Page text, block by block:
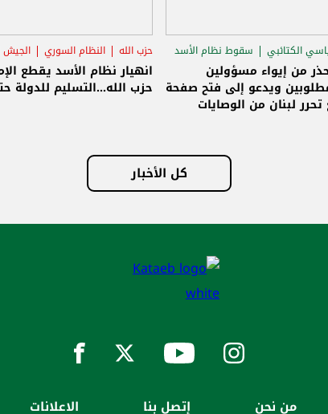
الكتائبي
سقوط نظام الأسد
الرئاسيمن إيواء مسؤولين
ويدعو إلى فتح صفحة
لبنان من الوصايات
حزب الله النظام السوري الجيش
انهيار نظام الأسد يقطع
حزب الله...التسليم للدولة
كل الأخبار
من نحن إتصل بنا الاعلانات